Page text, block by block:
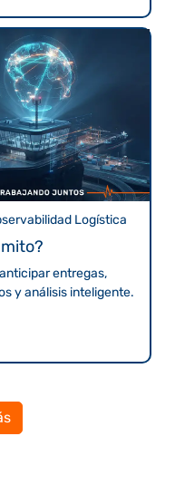
Logística
entregas,
y análisis inteligente.